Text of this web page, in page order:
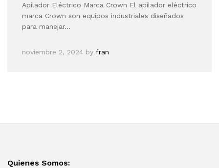
Apilador Eléctrico Marca Crown El apilador eléctrico
marca Crown son equipos industriales diseñados
para manejar…
noviembre 2, 2024 by fran
Quienes Somos: